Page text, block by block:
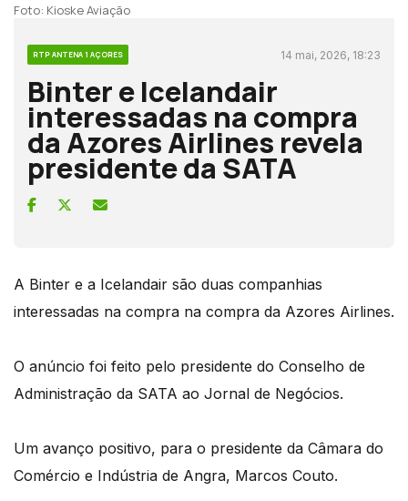
Foto: Kioske Aviação
RTP ANTENA 1 AÇORES 14 mai, 2026, 18:23
Binter e Icelandair
interessadas na compra
da Azores Airlines revela
presidente da SATA
A Binter e a Icelandair são duas companhias
interessadas na compra na compra da Azores Airlines.
O anúncio foi feito pelo presidente do Conselho de
Administração da SATA ao Jornal de Negócios.
Um avanço positivo, para o presidente da Câmara do
Comércio e Indústria de Angra, Marcos Couto.